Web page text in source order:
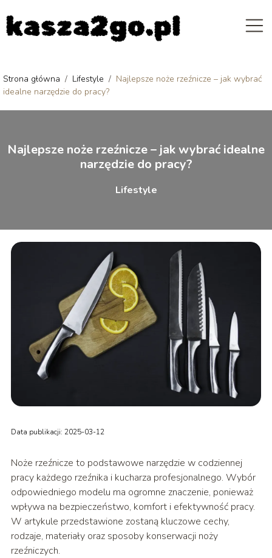
Strona główna / Lifestyle / Najlepsze noże rzeźnicze – jak wybrać
idealne narzędzie do pracy?
Najlepsze noże rzeźnicze – jak wybrać idealne
narzędzie do pracy?
Lifestyle
Data publikacji: 2025-03-12
Noże rzeźnicze to podstawowe narzędzie w codziennej
pracy każdego rzeźnika i kucharza profesjonalnego. Wybór
odpowiedniego modelu ma ogromne znaczenie, ponieważ
wpływa na bezpieczeństwo, komfort i efektywność pracy.
W artykule przedstawione zostaną kluczowe cechy,
rodzaje, materiały oraz sposoby konserwacji noży
rzeźniczych.